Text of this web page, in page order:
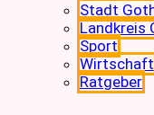
Stadt
Landkreis
Sport
Wirtschaft
Ratgeber